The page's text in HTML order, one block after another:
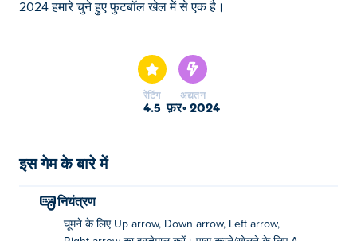
2024 हमारे चुने हुए फुटबॉल खेल में से एक है।
रेटिंग
4.5
अद्यतन
फ़र॰ 2024
इस गेम के बारे में
नियंत्रण
घूमने के लिए Up arrow, Down arrow, Left arrow,